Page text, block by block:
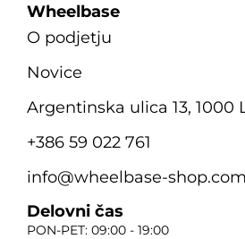
Wheelbase
O podjetju
Novice
Argentinska ulica 13, 1000
+386 59 022 761
info@wheelbase-shop.com
Delovni čas
PON-PET: 09:00 - 19:00